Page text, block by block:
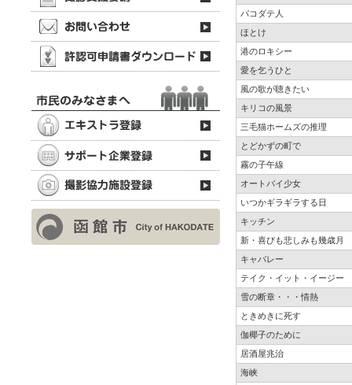
パコダテ人
ほとけ
港のロキシー
愛を乞うひと
風の歌が聴きたい
キリコの風景
三毛猫ホームズの推理
とどかずの町で
霧の子午線
オートバイ少女
いつかギラギラする日
キッチン
新・喜びも悲しみも幾歳月
キャバレー
テイク・イット・イージー
雪の断章・・・情熱
ときめきに死す
伽椰子のために
居酒屋兆治
海峡